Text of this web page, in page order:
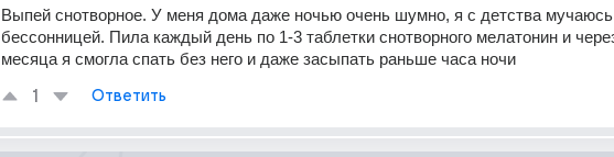
Выпей снотворное. У меня дома даже ночью очень шумно, я с детства мучаюсь
бессонницей. Пила каждый день по 1-3 таблетки снотворного мелатонин и
месяца я смогла спать без него и даже засыпать раньше часа ночи
1 Ответить